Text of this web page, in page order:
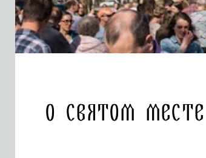
О святом месте